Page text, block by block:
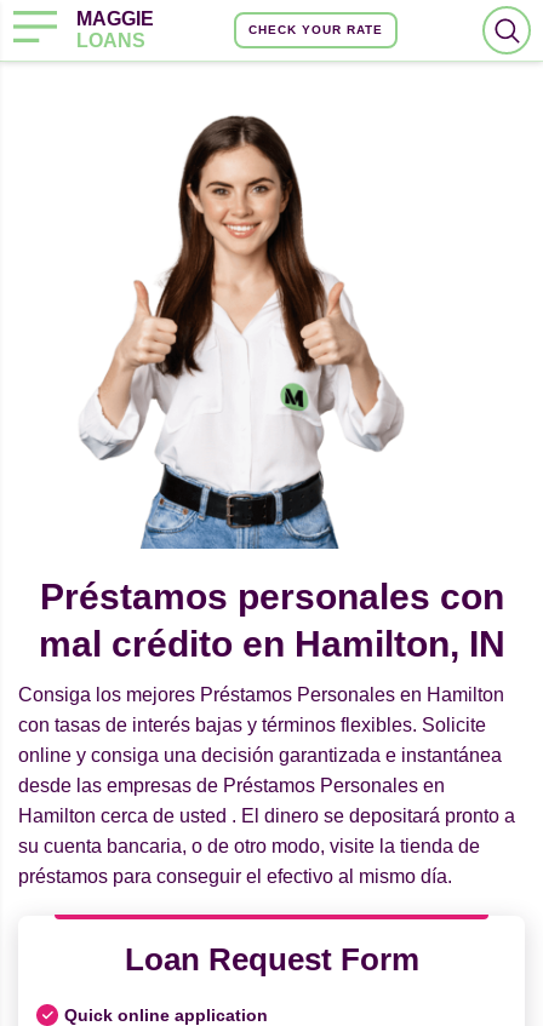
MAGGIE
LOANS
CHECK YOUR RATE
Préstamos personales con
mal crédito en Hamilton, IN
Consiga los mejores Préstamos Personales en Hamilton
con tasas de interés bajas y términos flexibles. Solicite
online y consiga una decisión garantizada e instantánea
desde las empresas de Préstamos Personales en
Hamilton cerca de usted . El dinero se depositará pronto a
su cuenta bancaria, o de otro modo, visite la tienda de
préstamos para conseguir el efectivo al mismo día.
Loan Request Form
Quick online application